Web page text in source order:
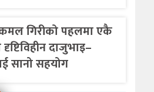
कमल गिरीको पहलमा एकै
दाजुभाइ–
सानो सहयोग